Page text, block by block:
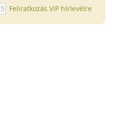
Feliratkozás VIP hírlevélre